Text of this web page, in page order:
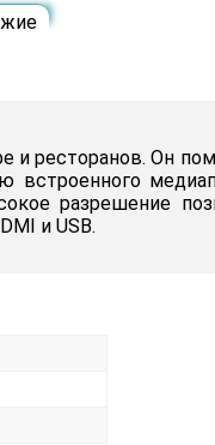
и ресторанов. Он
разрешение
и USB.